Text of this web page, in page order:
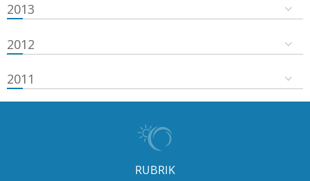
2013
2012
2011
RUBRIK